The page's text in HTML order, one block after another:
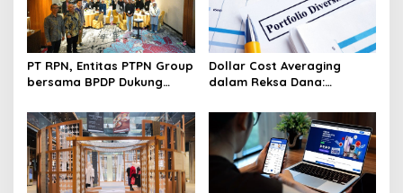
PT RPN, Entitas PTPN Group
bersama BPDP Dukung
melalui Workshop Pangan
Sehat Berbasis Minyak
Sawit
Dollar Cost Averaging
dalam Reksa Dana:
untuk Pemula